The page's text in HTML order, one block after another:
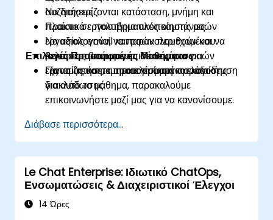
Να διαχειρίζονται κατάσταση, μνήμη και
πλαίσιο σε πολυβηματικές καμπάνιες.
Να αξιολογούν, να παρακολουθούν και να
βελτιστοποιούν τις επιδόσεις των ροών
εργασίας και τα αποτελέσματα παράδοσης.
συζητήσεις.
Πρακτικά εργαστήρια υλοποίησης ροών
εργασίας email και ροών περιεχομένου.
Ασκήσεις βασισμένες σε σενάρια για
εξατομίκευση, τμηματοποίηση και λογική
διακλάδωσης.
Επιλογές Προσαρμογής Μαθήματος
Για να ζητήσετε προσαρμοσμένη εκπαίδευση
για αυτό το μάθημα, παρακαλούμε
επικοινωνήστε μαζί μας για να κανονίσουμε.
Διάβασε περισσότερα...
Le Chat Enterprise: Ιδιωτικό ChatOps,
Ενσωματώσεις & Διαχειριστικοί Έλεγχοι
14 Ώρες